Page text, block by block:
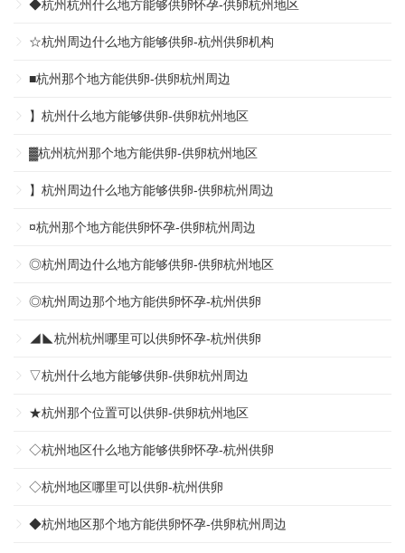
◆杭州杭州什么地方能够供卵怀孕-供卵杭州地区
☆杭州周边什么地方能够供卵-杭州供卵机构
■杭州那个地方能供卵-供卵杭州周边
】杭州什么地方能够供卵-供卵杭州地区
▓杭州杭州那个地方能供卵-供卵杭州地区
】杭州周边什么地方能够供卵-供卵杭州周边
¤杭州那个地方能供卵怀孕-供卵杭州周边
◎杭州周边什么地方能够供卵-供卵杭州地区
◎杭州周边那个地方能供卵怀孕-杭州供卵
◢◣杭州杭州哪里可以供卵怀孕-杭州供卵
▽杭州什么地方能够供卵-供卵杭州周边
★杭州那个位置可以供卵-供卵杭州地区
◇杭州地区什么地方能够供卵怀孕-杭州供卵
◇杭州地区哪里可以供卵-杭州供卵
◆杭州地区那个地方能供卵怀孕-供卵杭州周边